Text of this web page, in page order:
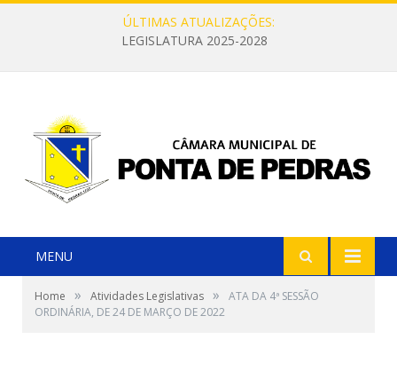
ÚLTIMAS ATUALIZAÇÕES:
LEGISLATURA 2025-2028
MENU
Home » Atividades Legislativas »
ATA DA 4ª SESSÃO
ORDINÁRIA, DE 24 DE MARÇO DE 2022